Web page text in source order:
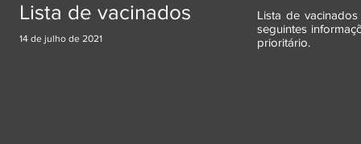
Lista de vacinados
14 de julho de 2021
Lista de
seguintes
prioritário.